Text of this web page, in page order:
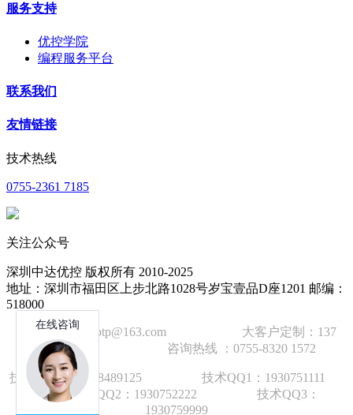
服务支持
优控学院
编程服务平台
联系我们
友情链接
技术热线
0755-2361 7185
关注公众号
深圳中达优控 版权所有 2010-2025
地址：深圳市福田区上步北路1028号岁宝壹品D座1201 邮编：
518000
技术邮箱：wzbtp@163.com 大客户定制：137
1392 2586 咨询热线 ：0755-8320 1572
技术手机：18928489125
技术QQ1：1930751111
技术QQ2：1930752222 技术QQ3：
1930759999